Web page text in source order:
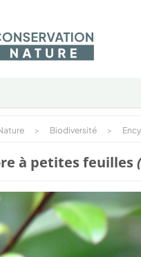
> Biodiversité >
à petites feuilles